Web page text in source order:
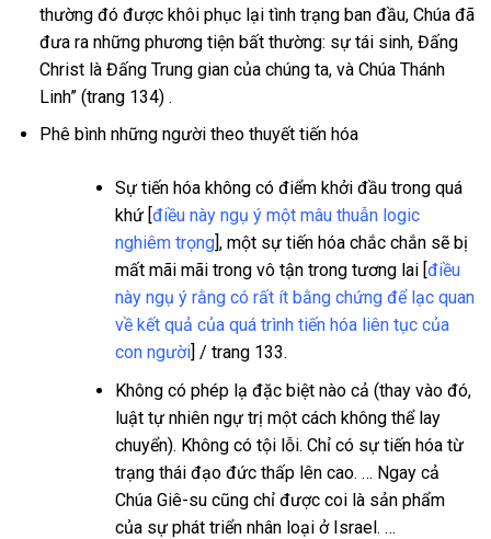
thường đó được khôi phục lại tình trạng ban đầu, Chúa đã
đưa ra những phương tiện bất thường: sự tái sinh, Đấng
Christ là Đấng Trung gian của chúng ta, và Chúa Thánh
Linh” (trang 134) .
Phê bình những người theo thuyết tiến hóa
Sự tiến hóa không có điểm khởi đầu trong quá
khứ [ điều này ngụ ý một mâu thuẫn logic
nghiêm trọng], một sự tiến hóa chắc chắn sẽ bị
mất mãi mãi trong vô tận trong tương lai [ điều
này ngụ ý rằng có rất ít bằng chứng để lạc quan
về kết quả của quá trình tiến hóa liên tục của
con người] / trang 133.
Không có phép lạ đặc biệt nào cả (thay vào đó,
luật tự nhiên ngự trị một cách không thể lay
chuyển). Không có tội lỗi. Chỉ có sự tiến hóa từ
trạng thái đạo đức thấp lên cao. … Ngay cả
Chúa Giê-su cũng chỉ được coi là sản phẩm
của sự phát triển nhân loại ở Israel. …